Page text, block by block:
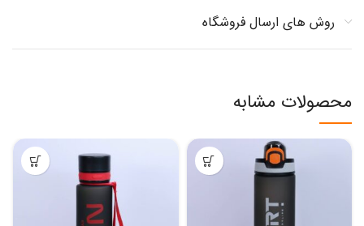
روش های ارسال فروشگاه
محصولات مشابه